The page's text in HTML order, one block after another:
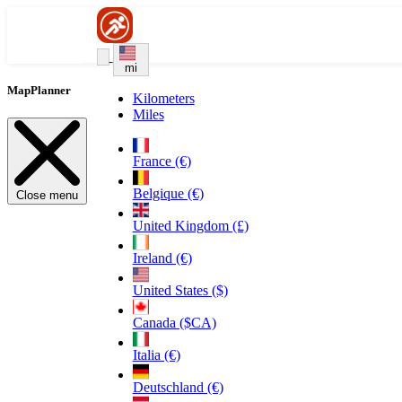
mi
Kilometers
Miles
France (€)
Belgique (€)
United Kingdom (£)
Ireland (€)
United States ($)
Canada ($CA)
Italia (€)
Deutschland (€)
MapPlanner
Close menu